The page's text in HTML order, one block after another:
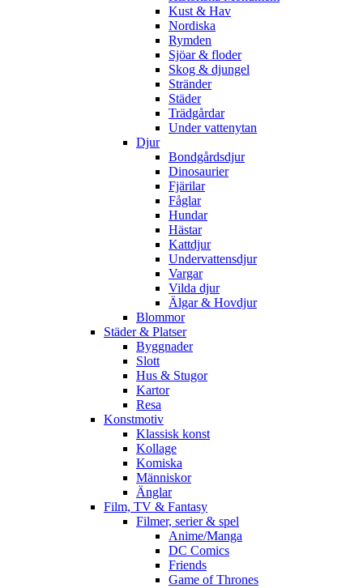
Kust & Hav
Nordiska
Rymden
Sjöar & floder
Skog & djungel
Stränder
Städer
Trädgårdar
Under vattenytan
Djur
Bondgårdsdjur
Dinosaurier
Fjärilar
Fåglar
Hundar
Hästar
Kattdjur
Undervattensdjur
Vargar
Vilda djur
Älgar & Hovdjur
Blommor
Städer & Platser
Byggnader
Slott
Hus & Stugor
Kartor
Resa
Konstmotiv
Klassisk konst
Kollage
Komiska
Människor
Änglar
Film, TV & Fantasy
Filmer, serier & spel
Anime/Manga
DC Comics
Friends
Game of Thrones